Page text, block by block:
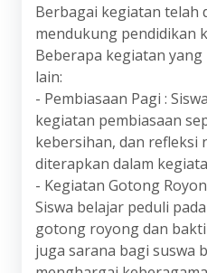
Berbagai kegiatan telah
mendukung pendidikan
Beberapa kegiatan
lain:
- Pembiasaan Pagi :
kegiatan pembiasaan
kebersihan, dan refleksi
diterapkan dalam
- Kegiatan Gotong
Siswa belajar peduli
gotong royong dan
juga sarana bagi suswa